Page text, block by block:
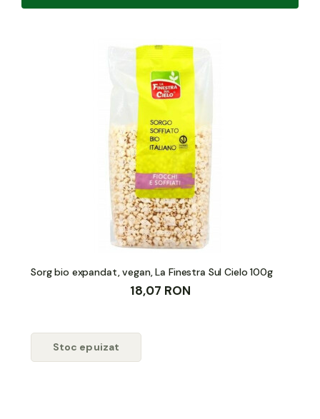
Sorg bio expandat, vegan, La Finestra Sul Cielo 100g
18,07 RON
Stoc epuizat